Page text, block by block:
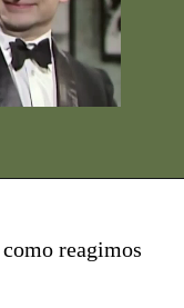
reagimos